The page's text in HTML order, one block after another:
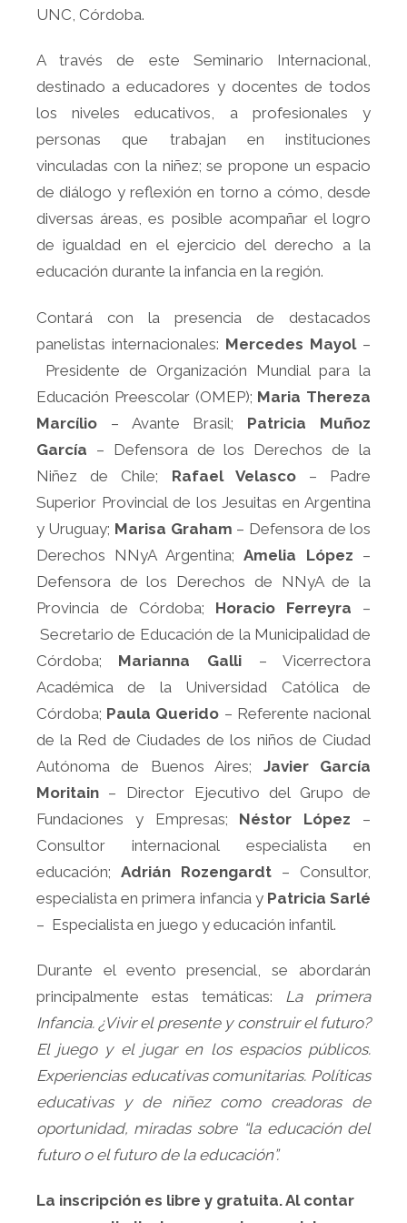
UNC, Córdoba.
A través de este Seminario Internacional,
destinado a educadores y docentes de todos
los niveles educativos, a profesionales y
personas que trabajan en instituciones
vinculadas con la niñez; se propone un espacio
de diálogo y reflexión en torno a cómo, desde
diversas áreas, es posible acompañar el logro
de igualdad en el ejercicio del derecho a la
educación durante la infancia en la región.
Contará con la presencia de destacados
panelistas internacionales: Mercedes Mayol–
Presidente de Organización Mundial para la
Educación Preescolar (OMEP); Maria Thereza
Marcílio– Avante Brasil; Patricia Muñoz
García – Defensora de los Derechos de la
Niñez de Chile; Rafael Velasco– Padre
Superior Provincial de los Jesuitas en Argentina
y Uruguay; Marisa Graham – Defensora de los
Derechos NNyA Argentina;Amelia López –
Defensora de los Derechos de NNyA de la
Provincia de Córdoba; Horacio Ferreyra –
Secretario de Educación de la Municipalidad de
Córdoba; Marianna Galli – Vicerrectora
Académica de la Universidad Católica de
Córdoba; Paula Querido – Referente nacional
de la Red de Ciudades de los niños de Ciudad
Autónoma de Buenos Aires; Javier García
Moritain – Director Ejecutivo del Grupo de
Fundaciones y Empresas; Néstor López –
Consultor internacional especialista en
educación; Adrián Rozengardt – Consultor,
especialista en primera infancia y Patricia Sarlé
– Especialista en juego y educación infantil.
Durante el evento presencial, se abordarán
principalmente estas temáticas: La primera
Infancia. ¿Vivir el presente y construir el futuro?
El juego y el jugar en los espacios públicos.
Experiencias educativas comunitarias. Políticas
educativas y de niñez como creadoras de
oportunidad, miradas sobre “la educación del
futuro o el futuro de la educación”.
La inscripción es libre y gratuita. Al contar